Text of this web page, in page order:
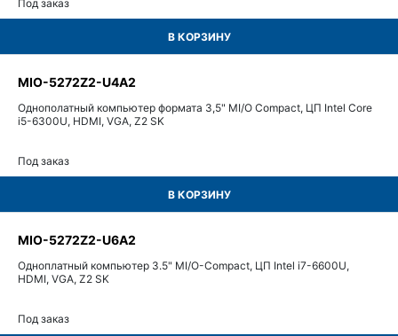
Под заказ
В КОРЗИНУ
MIO-5272Z2-U4A2
Однополатный компьютер формата 3,5" MI/O Compact, ЦП Intel Core
i5-6300U, HDMI, VGA, Z2 SK
Под заказ
В КОРЗИНУ
MIO-5272Z2-U6A2
Одноплатный компьютер 3.5" MI/O-Compact, ЦП Intel i7-6600U,
HDMI, VGA, Z2 SK
Под заказ